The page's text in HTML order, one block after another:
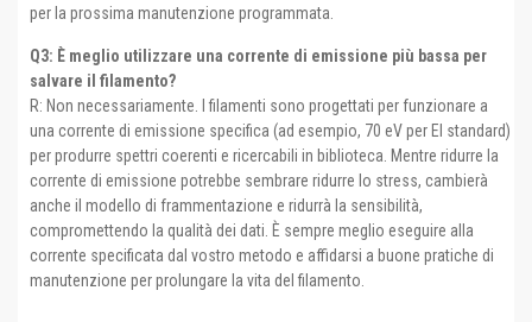
per la prossima manutenzione programmata.
Q3: È meglio utilizzare una corrente di emissione più bassa per
salvare il filamento?
R: Non necessariamente. I filamenti sono progettati per funzionare a
una corrente di emissione specifica (ad esempio, 70 eV per EI standard)
per produrre spettri coerenti e ricercabili in biblioteca. Mentre ridurre la
corrente di emissione potrebbe sembrare ridurre lo stress, cambierà
anche il modello di frammentazione e ridurrà la sensibilità,
compromettendo la qualità dei dati. È sempre meglio eseguire alla
corrente specificata dal vostro metodo e affidarsi a buone pratiche di
manutenzione per prolungare la vita del filamento.